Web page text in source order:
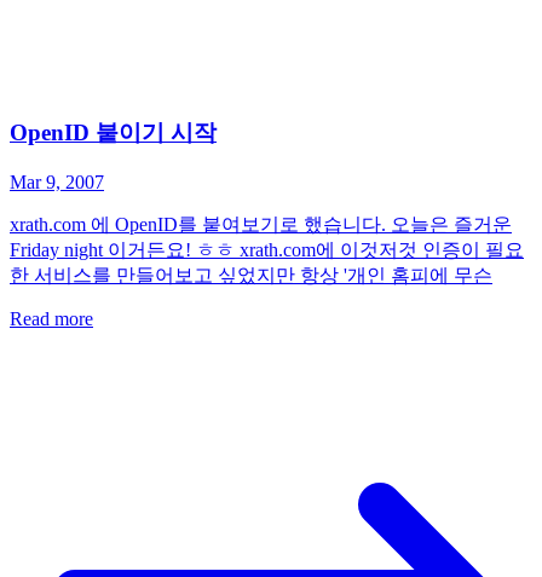
OpenID 붙이기 시작
Mar 9, 2007
xrath.com 에 OpenID를 붙여보기로 했습니다. 오늘은 즐거운
Friday night 이거든요! ㅎㅎ xrath.com에 이것저것 인증이 필요
한 서비스를 만들어보고 싶었지만 항상 '개인 홈피에 무슨
Read more